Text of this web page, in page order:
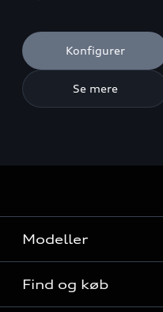
Konfigurer
Se mere
Modeller
Find og køb